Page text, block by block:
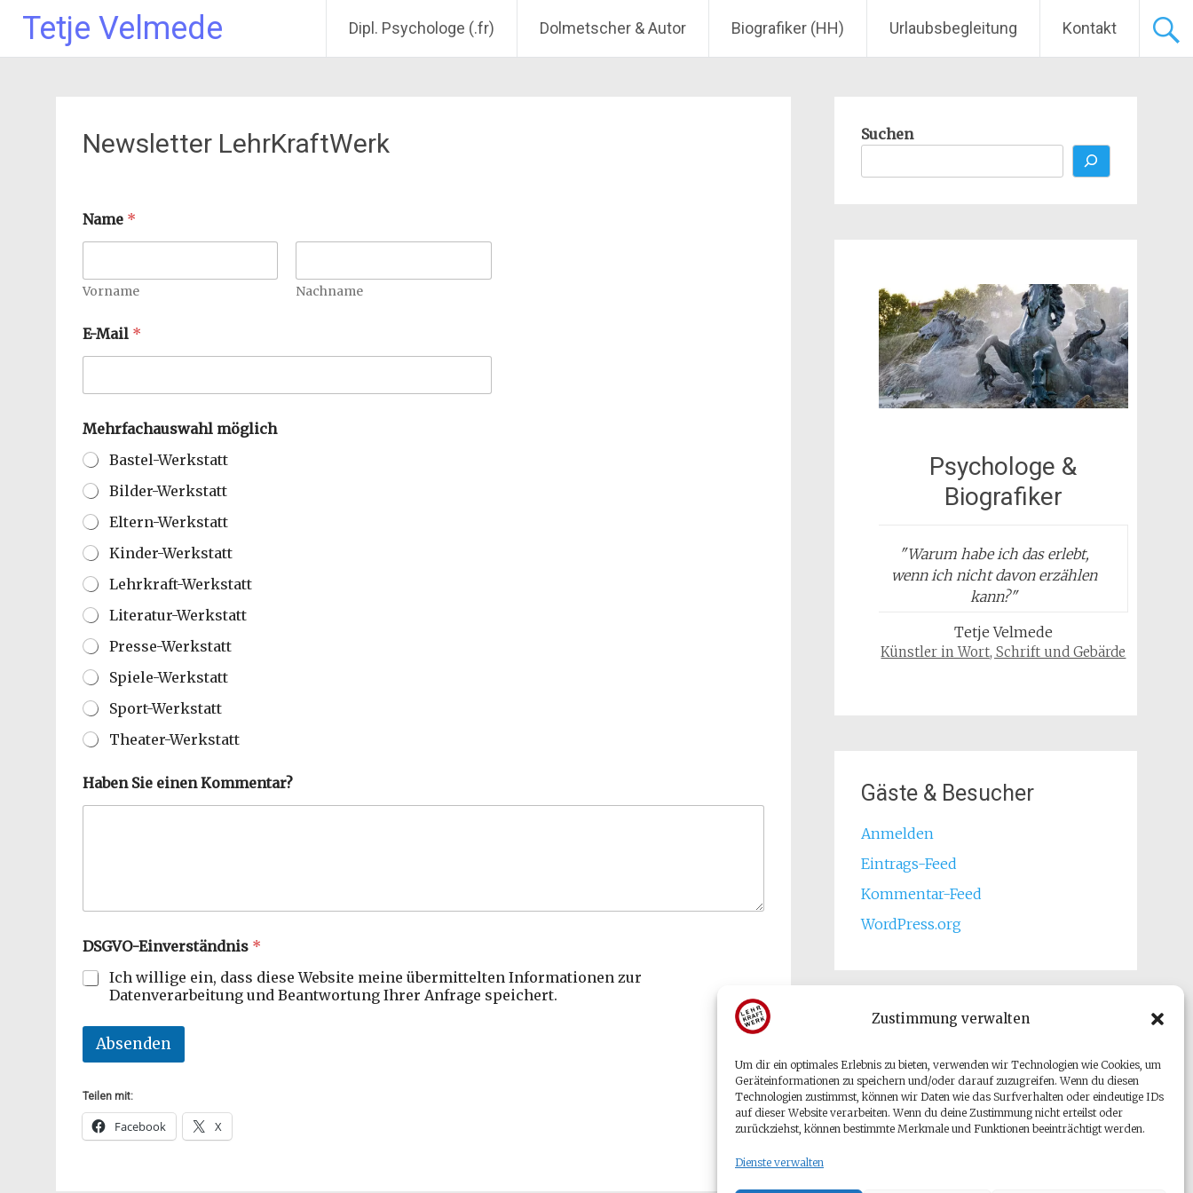
Zustimmung verwalten
Um dir ein optimales Erlebnis zu bieten, verwenden wir Technologien wie Cookies, um
Geräteinformationen zu speichern und/oder darauf zuzugreifen. Wenn du diesen
Technologien zustimmst, können wir Daten wie das Surfverhalten oder eindeutige IDs
auf dieser Website verarbeiten. Wenn du deine Zustimmung nicht erteilst oder
zurückziehst, können bestimmte Merkmale und Funktionen beeinträchtigt werden.
Dienste verwalten
Tetje Velmede Dipl. Psychologe (.fr) Dolmetscher & Autor Biografiker (HH) Urlaubsbegleitung Kontakt
Newsletter LehrKraftWerk
Name *
Vorname Nachname
E-Mail *
Mehrfachauswahl möglich
Bastel-Werkstatt
Bilder-Werkstatt
Eltern-Werkstatt
Kinder-Werkstatt
Lehrkraft-Werkstatt
Literatur-Werkstatt
Presse-Werkstatt
Spiele-Werkstatt
Sport-Werkstatt
Theater-Werkstatt
Haben Sie einen Kommentar?
DSGVO-Einverständnis *
Ich willige ein, dass diese Website meine übermittelten Informationen zur
Datenverarbeitung und Beantwortung Ihrer Anfrage speichert.
Absenden
Teilen mit:
Facebook X
Suchen
Psychologe &
Biografiker
"Warum habe ich das erlebt,
wenn ich nicht davon erzählen
kann?"
Tetje Velmede
Künstler in Wort, Schrift und Gebärde
Gäste & Besucher
Anmelden
Eintrags-Feed
Kommentar-Feed
WordPress.org